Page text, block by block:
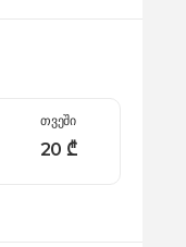
თვეში
20 ₾